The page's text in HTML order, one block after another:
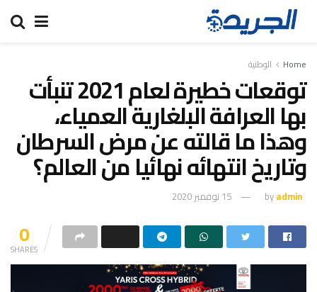
Home الوطنية
توقعات خطيرة لعام 2021 تنبأت
بها العرافة البلغارية العمياء،
وهذا ما قالته عن مرض السرطان
وتاريخ انتهائه نهائيا من العالم؟
byadmin 15 نوفمبر 2020
0
SHARES